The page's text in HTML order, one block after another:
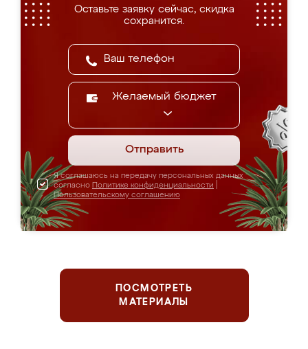
Оставьте заявку сейчас, скидка
сохранится.
Желаемый бюджет
Отправить
Я соглашаюсь на передачу персональных данных
согласно Политике конфиденциальности
Пользовательскому соглашению
ПОСМОТРЕТЬ
МАТЕРИАЛЫ